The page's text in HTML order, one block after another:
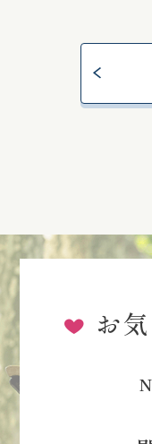
お